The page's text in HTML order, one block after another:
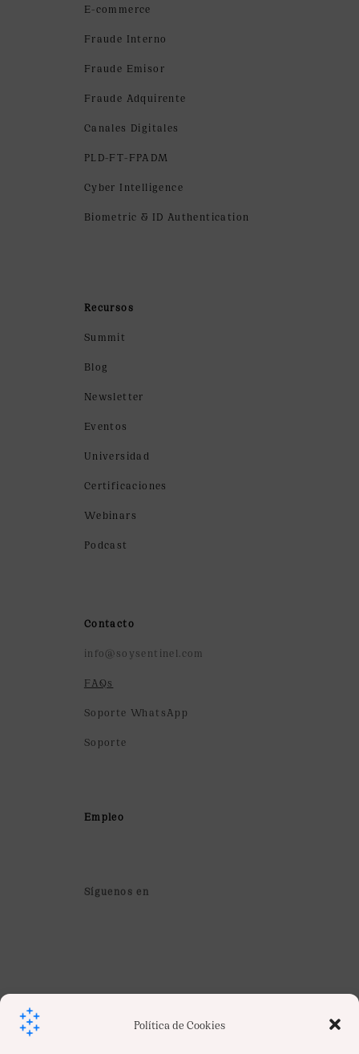
Política de Cookies
E-commerce
Fraude Interno
Fraude Emisor
Fraude Adquirente
Canales Digitales
PLD-FT-FPADM
Cyber Intelligence
Biometric & ID Authentication
Recursos
Summit
Blog
Newsletter
Eventos
Universidad
Certificaciones
Webinars
Podcast
Contacto
info@soysentinel.com
FAQs
Soporte WhatsApp
Soporte
Empleo
Síguenos en